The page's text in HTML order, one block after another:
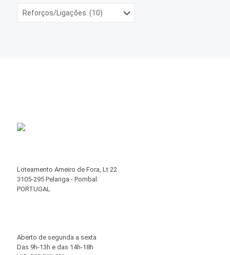
Loteamento Arneiro de Fora, Lt 22
3105-295 Pelariga - Pombal
PORTUGAL
Aberto de segunda a sexta
Das 9h-13h e das 14h-18h